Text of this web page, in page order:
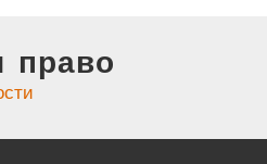
право